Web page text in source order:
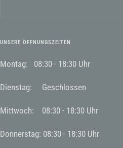
UNSERE ÖFFNUNGSZEITEN
Montag: 08:30 - 18:30 Uhr
Dienstag: Geschlossen
Mittwoch: 08:30 - 18:30 Uhr
Donnerstag: 08:30 - 18:30 Uhr